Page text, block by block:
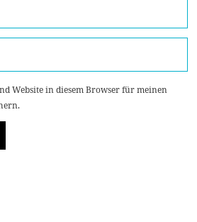
Website in diesem Browser für meinen